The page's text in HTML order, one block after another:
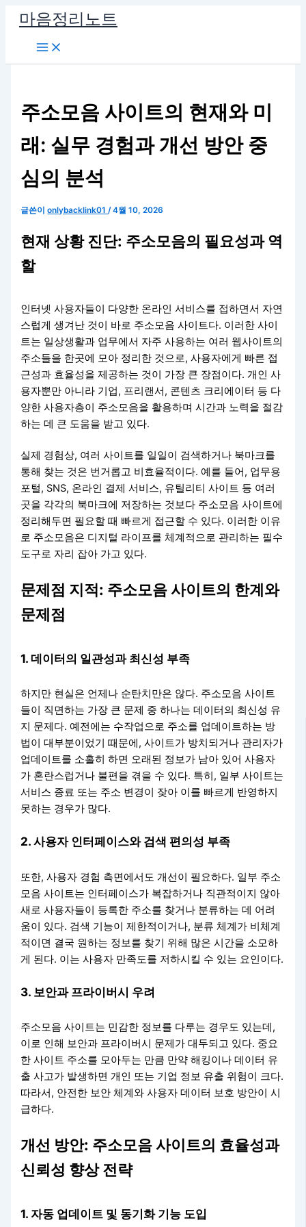
로
마음정리노트
주소모음 사이트의 현재와 미
래: 실무 경험과 개선 방안 중
심의 분석
글쓴이onlybacklink01/4월 10, 2026
현재 상황 진단: 주소모음의 필요성과 역
할
인터넷 사용자들이 다양한 온라인 서비스를 접하면서 자연
스럽게 생겨난 것이 바로 주소모음 사이트다. 이러한 사이
트는 일상생활과 업무에서 자주 사용하는 여러 웹사이트의
주소들을 한곳에 모아 정리한 것으로, 사용자에게 빠른 접
근성과 효율성을 제공하는 것이 가장 큰 장점이다. 개인 사
용자뿐만 아니라 기업, 프리랜서, 콘텐츠 크리에이터 등 다
양한 사용자층이 주소모음을 활용하며 시간과 노력을 절감
하는 데 큰 도움을 받고 있다.
실제 경험상, 여러 사이트를 일일이 검색하거나 북마크를
통해 찾는 것은 번거롭고 비효율적이다. 예를 들어, 업무용
포털, SNS, 온라인 결제 서비스, 유틸리티 사이트 등 여러
곳을 각각의 북마크에 저장하는 것보다 주소모음 사이트에
정리해두면 필요할 때 빠르게 접근할 수 있다. 이러한 이유
로 주소모음은 디지털 라이프를 체계적으로 관리하는 필수
도구로 자리 잡아 가고 있다.
문제점 지적: 주소모음 사이트의 한계와
문제점
1. 데이터의 일관성과 최신성 부족
하지만 현실은 언제나 순탄치만은 않다. 주소모음 사이트
들이 직면하는 가장 큰 문제 중 하나는 데이터의 최신성 유
지 문제다. 예전에는 수작업으로 주소를 업데이트하는 방
법이 대부분이었기 때문에, 사이트가 방치되거나 관리자가
업데이트를 소홀히 하면 오래된 정보가 남아 있어 사용자
가 혼란스럽거나 불편을 겪을 수 있다. 특히, 일부 사이트는
서비스 종료 또는 주소 변경이 잦아 이를 빠르게 반영하지
못하는 경우가 많다.
2. 사용자 인터페이스와 검색 편의성 부족
또한, 사용자 경험 측면에서도 개선이 필요하다. 일부 주소
모음 사이트는 인터페이스가 복잡하거나 직관적이지 않아
새로 사용자들이 등록한 주소를 찾거나 분류하는 데 어려
움이 있다. 검색 기능이 제한적이거나, 분류 체계가 비체계
적이면 결국 원하는 정보를 찾기 위해 많은 시간을 소모하
게 된다. 이는 사용자 만족도를 저하시킬 수 있는 요인이다.
3. 보안과 프라이버시 우려
주소모음 사이트는 민감한 정보를 다루는 경우도 있는데,
이로 인해 보안과 프라이버시 문제가 대두되고 있다. 중요
한 사이트 주소를 모아두는 만큼 만약 해킹이나 데이터 유
출 사고가 발생하면 개인 또는 기업 정보 유출 위험이 크다.
따라서, 안전한 보안 체계와 사용자 데이터 보호 방안이 시
급하다.
개선 방안: 주소모음 사이트의 효율성과
신뢰성 향상 전략
1. 자동 업데이트 및 동기화 기능 도입